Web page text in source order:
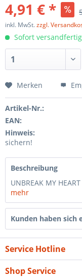
4,91 € *
inkl. MwSt.zzgl.
Sofort
Merken
Artikel-Nr.:
EAN:
Hinweis:
sichern!
Beschreibung
UNBREAK MY
mehr
Kunden haben sich
Service Hotline
Shop Service